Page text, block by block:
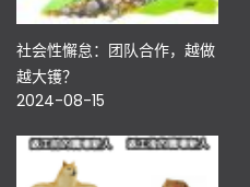
社会性懈怠：团队合作，越做
越大镬？
2024-08-15